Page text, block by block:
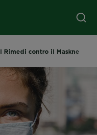
I Rimedi contro il Maskne